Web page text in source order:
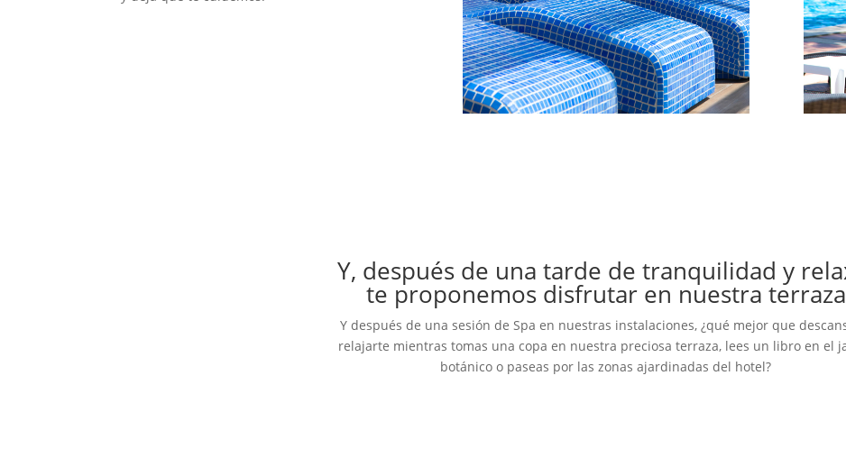
Y, después de una tarde de tranquilidad y
te proponemos disfrutar en nuestra terraza
Y después de una sesión de Spa en nuestras instalaciones, ¿qué mejor que
relajarte mientras tomas una copa en nuestra preciosa terraza, lees un libro en el
botánico o paseas por las zonas ajardinadas del hotel?